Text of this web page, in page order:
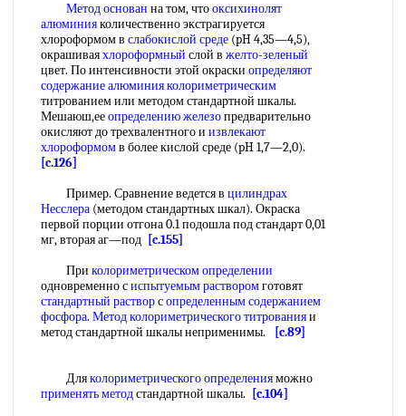
Метод основан на том, чтооксихинолят
алюминияколичественно экстрагируется
хлороформом в слабокислой среде (pH 4,35—4,5),
окрашиваяхлороформный слой в желто-зеленый
цвет. По интенсивности этой окраски определяют
содержаниеалюминия колориметрическим
титрованием или методом стандартной шкалы.
Мешаюш,ееопределению железопредварительно
окисляют до трехвалентного и извлекают
хлороформомв более кислой среде (pH 1,7—2,0).
[c.126]
Пример. Сравнение ведется в цилиндрах
Несслера (методом стандартных шкал). Окраска
первой порции отгона 0.1 подошла под стандарт 0,01
мг, вторая аг—под [c.155]
При колориметрическом определении
одновременно сиспытуемым растворомготовят
стандартный растворсопределенным содержанием
фосфора. Метод колориметрического титрованияи
метод стандартной шкалы неприменимы.
[c.89]
Дляколориметрического определенияможно
применять методстандартной шкалы.
[c.104]